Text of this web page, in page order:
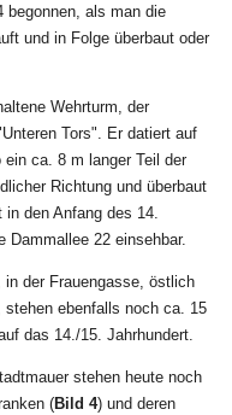
begonnen, als man die
und in Folge überbaut oder
Wehrturm, der
Tors". Er datiert auf
ein ca. 8 m langer Teil der
Richtung und überbaut
den Anfang des 14.
Dammallee 22 einsehbar.
in der Frauengasse, östlich
stehen ebenfalls noch ca. 15
das 14./15. Jahrhundert.
stehen heute noch
(Bild 4) und deren